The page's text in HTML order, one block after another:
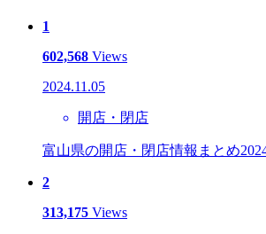
1
602,568 Views
2024.11.05
開店・閉店
富山県の開店・閉店情報まとめ
2
313,175 Views